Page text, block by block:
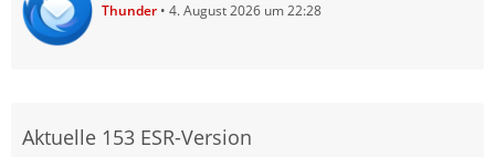
Thunder 4. August 2026 um 22:28
Aktuelle 153 ESR-Version